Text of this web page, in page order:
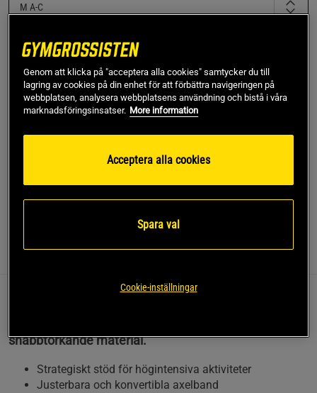
M A-C
Fri frakt över 499 kr Fri retur 14 dagars ångerrätt
SKU #6011263-001R | EAN
UA Effortless High Bra från Under Armour ger det stöd du
snabbtorkande material.
Strategiskt stöd för högintensiva aktiviteter
Justerbara och konvertibla axelband
Genom att klicka på "acceptera alla cookies" samtycker du till
lagring av cookies på din enhet för att förbättra navigeringen på
webbplatsen, analysera webbplatsens användning och bistå i våra
marknadsföringsinsatser. More information
Acceptera alla cookies
Spara val
Cookie-inställningar